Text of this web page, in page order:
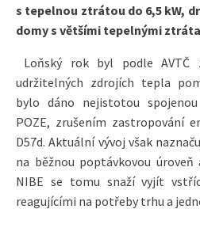
s tepelnou ztrátou do 6,5 kW,
domy s většími tepelnými
Loňský rok byl podle AVTČ
udržitelných zdrojích tepla
bylo dáno nejistotou
POZE, zrušením zastropování
D57d. Aktuální vývoj však
na běžnou poptávkovou
NIBE se tomu snaží vyjít
reagujícími na potřeby trhu a